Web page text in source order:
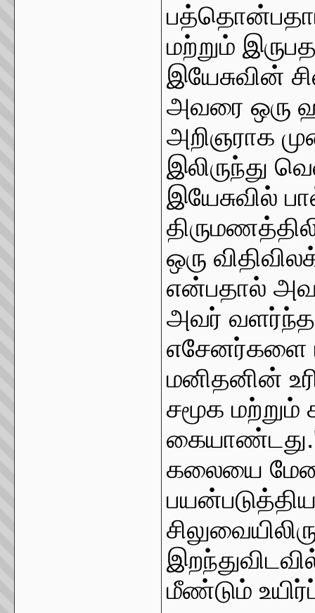
மற்றும்
இயேசுவின்
அவரை ஒரு
அறிஞராக
இலிருந்து
இயேசுவில்
ஒரு
என்பதால்
அவர்
எசேனர்களை
மனிதனின்
சமூக
கலையை
மீண்டும்